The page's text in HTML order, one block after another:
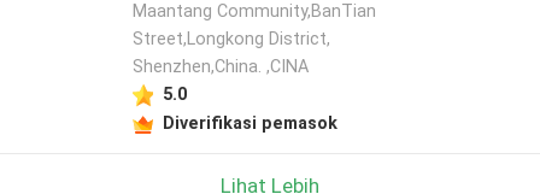
Maantang Community,BanTian
Street,Longkong District,
Shenzhen,China. ,CINA
5.0
Diverifikasi pemasok
Lihat Lebih